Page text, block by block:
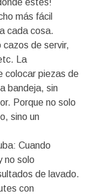
estés!
más fácil
cada cosa.
cazos de servir,
La
colocar piezas de
bandeja, sin
Porque no solo
sino un
Cuando
no solo
de lavado.
con